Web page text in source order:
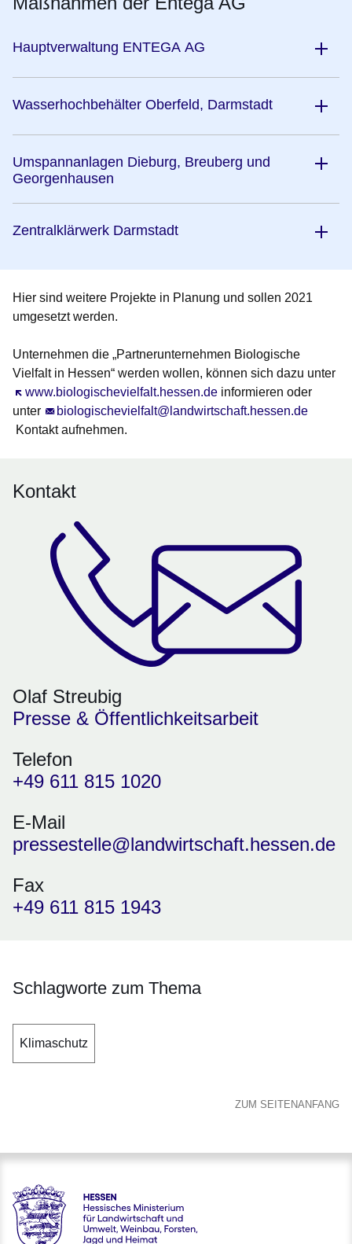
Hauptverwaltung ENTEGA AG
Wasserhochbehälter Oberfeld, Darmstadt
Umspannanlagen Dieburg, Breuberg und
Georgenhausen
Zentralklärwerk Darmstadt
Hier sind weitere Projekte in Planung und sollen 2021
umgesetzt werden.
Unternehmen die „Partnerunternehmen Biologische
Vielfalt in Hessen“ werden wollen, können sich dazu unter
www.biologischevielfalt.hessen.de
Öffnet sich in einem neuen Fenster
informieren oder
unter
biologischevielfalt@landwirtschaft.hessen.de
Kontakt aufnehmen.
Kontakt
Olaf Streubig
Presse & Öffentlichkeitsarbeit
Telefon
+49 611 815 1020
E-Mail
pressestelle@landwirtschaft.hessen.de
Fax
+49 611 815 1943
Schlagworte zum Thema
Klimaschutz
ZUM SEITENANFANG